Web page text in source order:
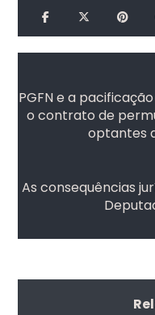
PGFN e a
o contrato de
optantes
As consequências